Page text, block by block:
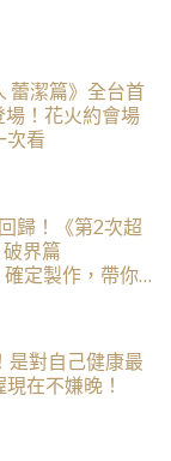
蕾潔篇》全台首
！花火約會場
次看
歸！《第2次超
界篇
定製作，帶你
是對自己健康最
在不嫌晚！